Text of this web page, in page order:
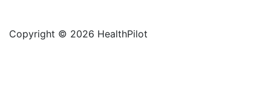
Copyright © 2026 HealthPilot